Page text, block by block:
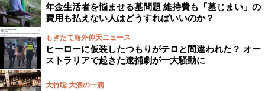
年金生活者を悩ませる墓問題 維持費も「墓じまい」の
費用も払えない人はどうすればいいのか？
もぎたて海外仰天ニュース
ヒーローに仮装したつもりがテロと間違われた？ オー
ストラリアで起きた逮捕劇が一大騒動に
大竹聡 大酒の一滴